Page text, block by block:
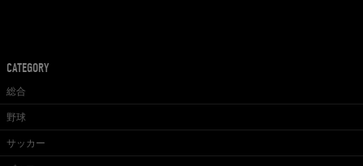
CATEGORY
総合
野球
サッカー